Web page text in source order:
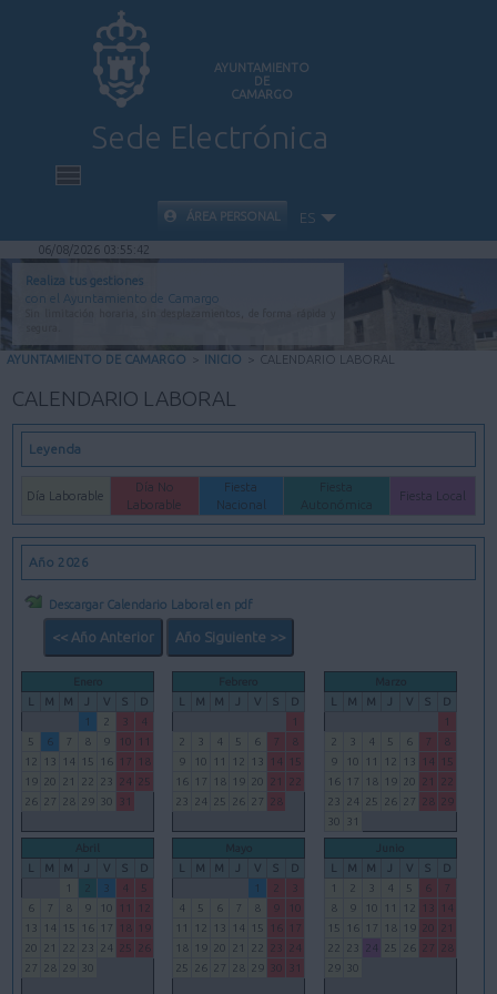
AYUNTAMIENTO
DE
CAMARGO
Sede Electrónica
INICIO
INFORMACIÓN PÚBLICA
CARPETA CIUDADANA
ÁREA PERSONAL ES
06/08/2026 03:55:42
Realiza tus gestiones
con el Ayuntamiento de Camargo
AYUNTAMIENTO DE CAMARGO > INICIO > CALENDARIO LABORAL
CALENDARIO LABORAL
Leyenda
Día Laborable
Día No
Laborable
Fiesta
Nacional
Fiesta Local
Año 2026
Descargar Calendario Laboral en pdf
<< Año Anterior Año Siguiente >>
M M V S
D
1
2 3
4
5
6 7 8 9 10
11
12
13 14 15 16 17
18
19
20 21 22 23 24
25
26
27 28 29 30 31
M M V S
D
1
2
3 4 5 6 7
8
9
10 11 12 13 14
15
16
17 18 19 20 21
22
23
24 25 26 27 28
M M V S
D
1
2
3 4 5 6 7
8
9
10 11 12 13 14
15
16
17 18 19 20 21
22
23
24 25 26 27 28
29
30
31
M M V S
D
1
3 4
5
6
7 8 9 10 11
12
13
14 15 16 17 18
19
20
21 22 23 24 25
26
27
28 29 30
M M V S
D
1
2
3
4
5 6 7 8 9
10
11
12 13 14 15 16
17
18
19 20 21 22 23
24
25
26 27 28 29 30 31
M M V S
D
1
2 3 4 5 6
7
8
9 10 11 12 13
14
15
16 17 18 19 20
21
22
23 24 25 26 27
28
29
30